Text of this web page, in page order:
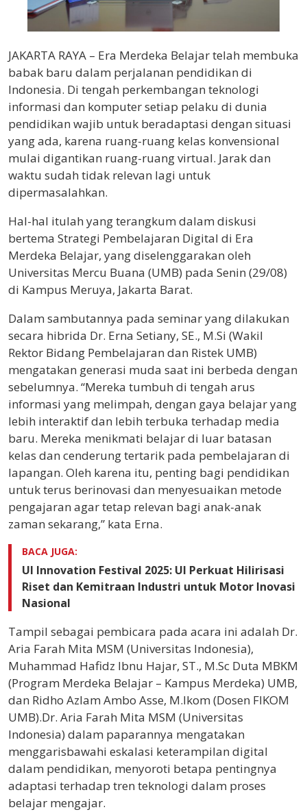
JAKARTA RAYA – Era Merdeka Belajar telah membuka
babak baru dalam perjalanan pendidikan di
Indonesia. Di tengah perkembangan teknologi
informasi dan komputer setiap pelaku di dunia
pendidikan wajib untuk beradaptasi dengan situasi
yang ada, karena ruang-ruang kelas konvensional
mulai digantikan ruang-ruang virtual. Jarak dan
waktu sudah tidak relevan lagi untuk
dipermasalahkan.
Hal-hal itulah yang terangkum dalam diskusi
bertema Strategi Pembelajaran Digital di Era
Merdeka Belajar, yang diselenggarakan oleh
Universitas Mercu Buana (UMB) pada Senin (29/08)
di Kampus Meruya, Jakarta Barat.
Dalam sambutannya pada seminar yang dilakukan
secara hibrida Dr. Erna Setiany, SE., M.Si (Wakil
Rektor Bidang Pembelajaran dan Ristek UMB)
mengatakan generasi muda saat ini berbeda dengan
sebelumnya. “Mereka tumbuh di tengah arus
informasi yang melimpah, dengan gaya belajar yang
lebih interaktif dan lebih terbuka terhadap media
baru. Mereka menikmati belajar di luar batasan
kelas dan cenderung tertarik pada pembelajaran di
lapangan. Oleh karena itu, penting bagi pendidikan
untuk terus berinovasi dan menyesuaikan metode
pengajaran agar tetap relevan bagi anak-anak
zaman sekarang,” kata Erna.
BACA JUGA:
UI Innovation Festival 2025: UI Perkuat Hilirisasi
Riset dan Kemitraan Industri untuk Motor Inovasi
Nasional
Tampil sebagai pembicara pada acara ini adalah Dr.
Aria Farah Mita MSM (Universitas Indonesia),
Muhammad Hafidz Ibnu Hajar, ST., M.Sc Duta MBKM
(Program Merdeka Belajar – Kampus Merdeka) UMB,
dan Ridho Azlam Ambo Asse, M.Ikom (Dosen FIKOM
UMB).Dr. Aria Farah Mita MSM (Universitas
Indonesia) dalam paparannya mengatakan
menggarisbawahi eskalasi keterampilan digital
dalam pendidikan, menyoroti betapa pentingnya
adaptasi terhadap tren teknologi dalam proses
belajar mengajar.